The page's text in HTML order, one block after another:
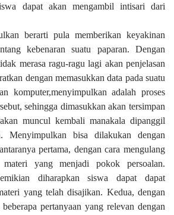
dapat akan mengambil intisari dari
berarti pula memberikan keyakinan
kebenaran suatu paparan. Dengan
merasa ragu-ragu lagi akan penjelasan
dengan memasukkan data pada suatu
komputer,menyimpulkan adalah proses
sehingga dimasukkan akan tersimpan
muncul kembali manakala dipanggil
Menyimpulkan bisa dilakukan dengan
pertama, dengan cara mengulang
yang menjadi pokok persoalan.
diharapkan siswa dapat dapat
yang telah disajikan. Kedua, dengan
pertanyaan yang relevan dengan